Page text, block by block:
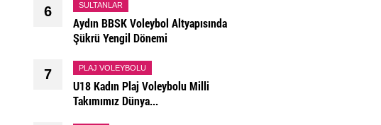
6 SULTANLAR
Aydın BBSK Voleybol Altyapısında
Şükrü Yengil Dönemi
7 PLAJ VOLEYBOLU
U18 Kadın Plaj Voleybolu Milli
Takımımız Dünya...